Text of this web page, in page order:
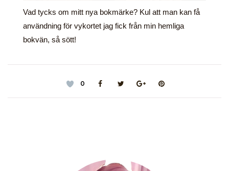
Vad tycks om mitt nya bokmärke? Kul att man kan få
användning för vykortet jag fick från min hemliga
bokvän, så sött!
0